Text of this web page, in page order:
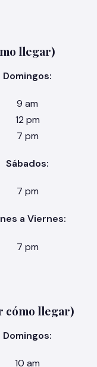
llegar)
Domingos:
9 am
12 pm
7 pm
Sábados:
7 pm
a Viernes:
7 pm
cómo llegar)
Domingos:
10 am